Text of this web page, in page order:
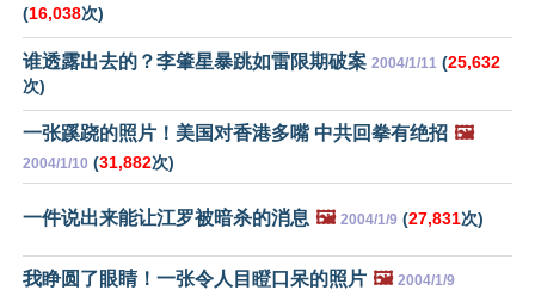
(16,038次)
谁透露出去的？李肇星暴跳如雷限期破案 2004/1/11 (25,632
次)
一张蹊跷的照片！美国对香港多嘴 中共回拳有绝招 🖼️
2004/1/10 (31,882次)
一件说出来能让江罗被暗杀的消息 🖼️ 2004/1/9 (27,831次)
我睁圆了眼睛！一张令人目瞪口呆的照片 🖼️ 2004/1/9